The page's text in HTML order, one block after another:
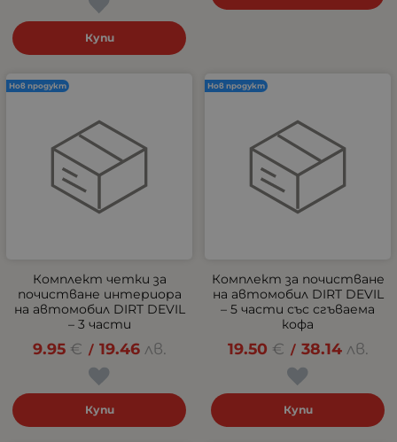
Купи
Комплект четки за
почистване интериора
на автомобил DIRT DEVIL
– 3 части
9.95 € / 19.46 лв.
Купи
Нов продукт
Комплект за почистване
на автомобил DIRT DEVIL
– 5 части със сгъваема
кофа
19.50 € / 38.14 лв.
Купи
Нов продукт